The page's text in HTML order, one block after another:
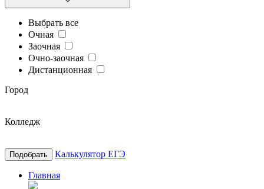
Выбрать все
Очная
Заочная
Очно-заочная
Дистанционная
Город
Колледж
Подобрать Калькулятор ЕГЭ
Главная